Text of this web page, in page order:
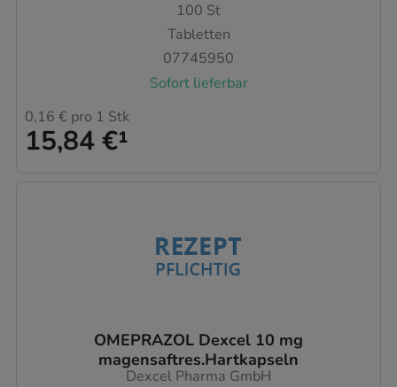
100 St
Tabletten
07745950
Sofort lieferbar
15,84 €¹
0,16 € pro 1 Stk
OMEPRAZOL Dexcel 10 mg
magensaftres.Hartkapseln
Dexcel Pharma GmbH